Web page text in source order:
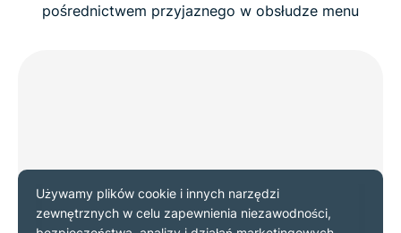
pośrednictwem przyjaznego w obsłudze menu